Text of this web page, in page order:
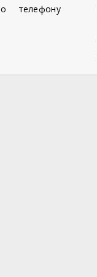
телефону